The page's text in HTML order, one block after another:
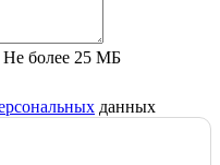
Не более 25 МБ
данных